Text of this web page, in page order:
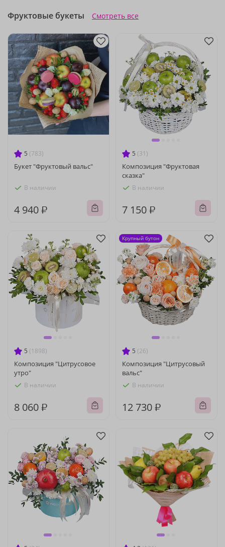
Фруктовые букеты Смотреть все
5 (783)
Букет "Фруктовый вальс"
В наличии
4 940 ₽
5 (31)
Композиция "Фруктовая
сказка"
В наличии
7 150 ₽
5 (1898)
Композиция "Цитрусовое
утро"
В наличии
8 060 ₽
5 (26)
Композиция "Цитрусовый
вальс"
В наличии
12 730 ₽
Крупный бутон